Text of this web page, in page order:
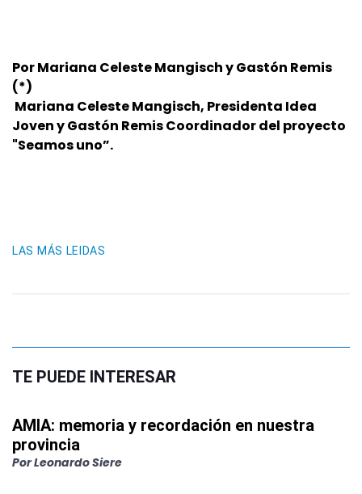
Por Mariana Celeste Mangisch y Gastón Remis
(*)
Mariana Celeste Mangisch, Presidenta Idea
Joven y Gastón Remis Coordinador del proyecto
"Seamos uno”.
LAS MÁS LEIDAS
TE PUEDE INTERESAR
AMIA: memoria y recordación en nuestra
provincia
PorLeonardo Siere